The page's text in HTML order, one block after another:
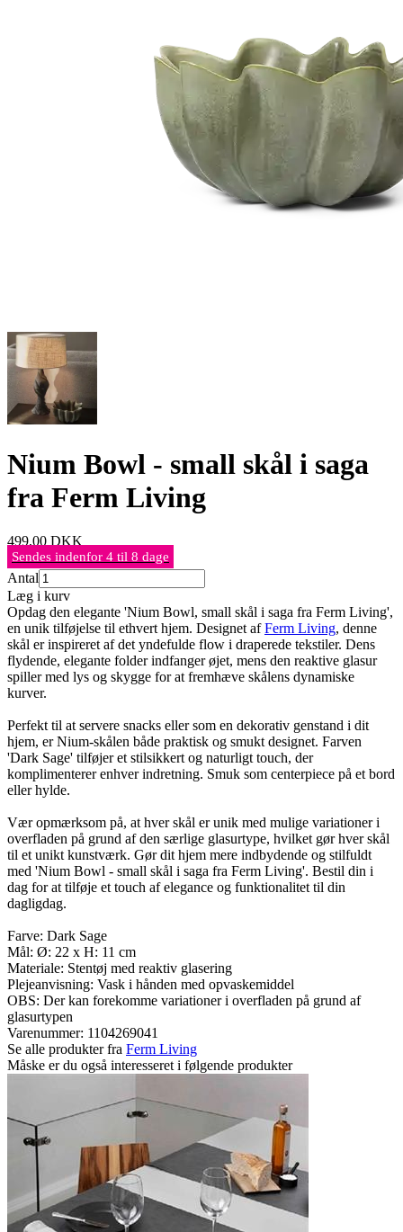
Nium Bowl - small skål i saga
fra Ferm Living
499,00 DKK
Sendes indenfor 4 til 8 dage
Antal
Læg i kurv
Opdag den elegante 'Nium Bowl, small skål i saga fra Ferm Living',
en unik tilføjelse til ethvert hjem. Designet afFerm Living, denne
skål er inspireret af det yndefulde flow i draperede tekstiler. Dens
flydende, elegante folder indfanger øjet, mens den reaktive glasur
spiller med lys og skygge for at fremhæve skålens dynamiske
kurver.
Perfekt til at servere snacks eller som en dekorativ genstand i dit
hjem, er Nium-skålen både praktisk og smukt designet. Farven
'Dark Sage' tilføjer et stilsikkert og naturligt touch, der
komplimenterer enhver indretning. Smuk som centerpiece på et bord
eller hylde.
Vær opmærksom på, at hver skål er unik med mulige variationer i
overfladen på grund af den særlige glasurtype, hvilket gør hver skål
til et unikt kunstværk. Gør dit hjem mere indbydende og stilfuldt
med 'Nium Bowl - small skål i saga fra Ferm Living'. Bestil din i
dag for at tilføje et touch af elegance og funktionalitet til din
dagligdag.
Farve: Dark Sage
Mål: Ø: 22 x H: 11 cm
Materiale: Stentøj med reaktiv glasering
Plejeanvisning: Vask i hånden med opvaskemiddel
OBS: Der kan forekomme variationer i overfladen på grund af
glasurtypen
Varenummer: 1104269041
Se alle produkter fra Ferm Living
Måske er du også interesseret i følgende produkter